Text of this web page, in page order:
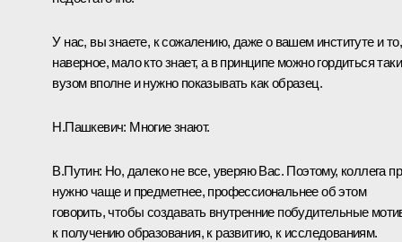
У нас, вы знаете, к сожалению, даже о вашем институте и то,
наверное, мало кто знает, а в принципе можно гордиться
вузом вполне и нужно показывать как образец.
Н.Пашкевич: Многие знают.
В.Путин: Но, далеко не все, уверяю Вас. Поэтому, коллега
нужно чаще и предметнее, профессиональнее об этом
говорить, чтобы создавать внутренние побудительные
к получению образования, к развитию, к исследованиям.